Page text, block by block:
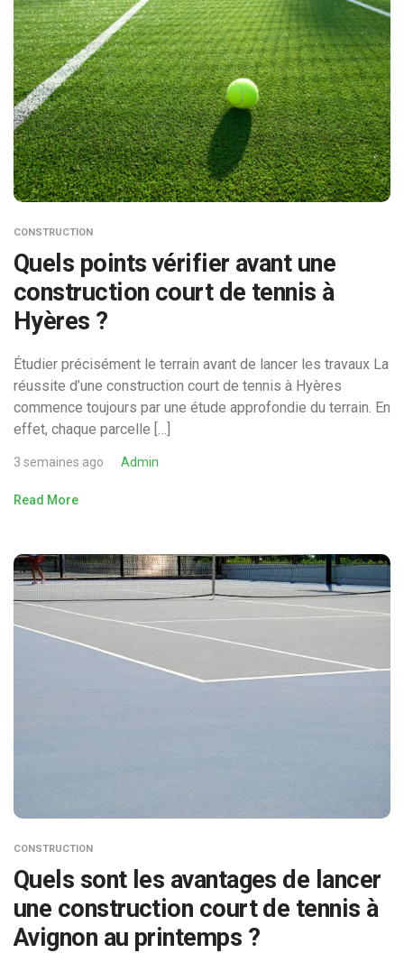
CONSTRUCTION
Quels points vérifier avant une
construction court de tennis à
Hyères ?
Étudier précisément le terrain avant de lancer les travaux La
réussite d’une construction court de tennis à Hyères
commence toujours par une étude approfondie du terrain. En
effet, chaque parcelle […]
3 semaines ago Admin
Read More
CONSTRUCTION
Quels sont les avantages de lancer
une construction court de tennis à
Avignon au printemps ?